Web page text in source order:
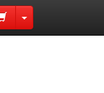
Toggle Dropdown